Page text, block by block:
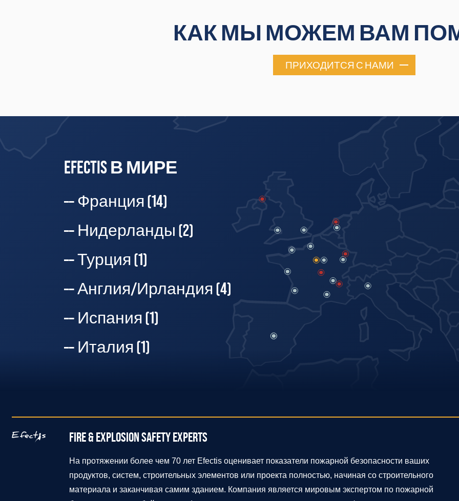
КАК МЫ МОЖЕМ ВАМ
ПРИХОДИТСЯ С НАМИ
EFECTIS В МИРЕ
Франция(14)
Нидерланды (2)
Турция(1)
Англия/Ирландия(4)
Испания(1)
Италия(1)
FIRE & EXPLOSION SAFETY EXPERTS
На протяжении более чем 70 лет Efectis оценивает показатели пожарной безопасности ваших
продуктов, систем, строительных элементов или проекта полностью, начиная со строительного
материала и заканчивая самим зданием. Компания является мировым экспертом по пожарной